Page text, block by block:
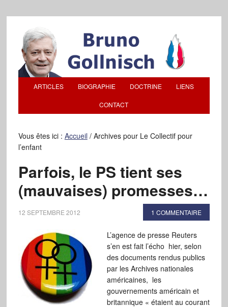
ARTICLES BIOGRAPHIE DOCTRINE LIENS
CONTACT
Vous êtes ici : Accueil /Archives pour Le Collectif pour
l’enfant
Parfois, le PS tient ses
(mauvaises) promesses…
12 SEPTEMBRE 2012 1 COMMENTAIRE
L’agence de presse Reuters
s’en est fait l’écho hier, selon
des documents rendus publics
par les Archives nationales
américaines, les
gouvernements américain et
britannique « étaient au courant